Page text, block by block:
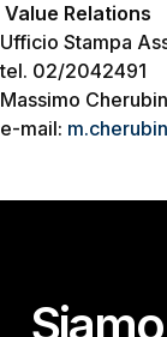
Value Relations
Ufficio Stampa
tel. 02/2042491
Massimo
e-mail: